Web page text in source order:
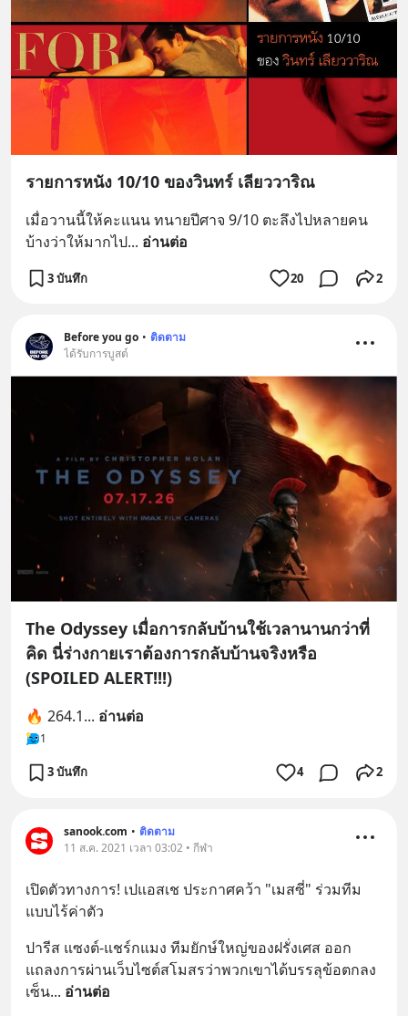
รายการหนัง 10/10 ของวินทร์ เลียววาริณ
เมื่อวานนี้ให้คะแนน ทนายปีศาจ 9/10 ตะลึงไปหลายคน
บ้างว่าให้มากไป... อ่านต่อ
3 บันทึก 20 2
Before you go • ติดตาม
ได้รับการบูสต์
The Odyssey เมื่อการกลับบ้านใช้เวลานานกว่าที่
คิด นี่ร่างกายเราต้องการกลับบ้านจริงหรือ
(SPOILED ALERT!!!)
🔥 264.1... อ่านต่อ
1
3 บันทึก 4 2
sanook.com • ติดตาม
11 ส.ค. 2021 เวลา 03:02 • กีฬา
เปิดตัวทางการ! เปแอสเช ประกาศคว้า "เมสซี่" ร่วมทีม
แบบไร้ค่าตัว
ปารีส แซงต์-แชร์กแมง ทีมยักษ์ใหญ่ของฝรั่งเศส ออก
แถลงการผ่านเว็บไซต์สโมสรว่าพวกเขาได้บรรลุข้อตกลง
เซ็น... อ่านต่อ